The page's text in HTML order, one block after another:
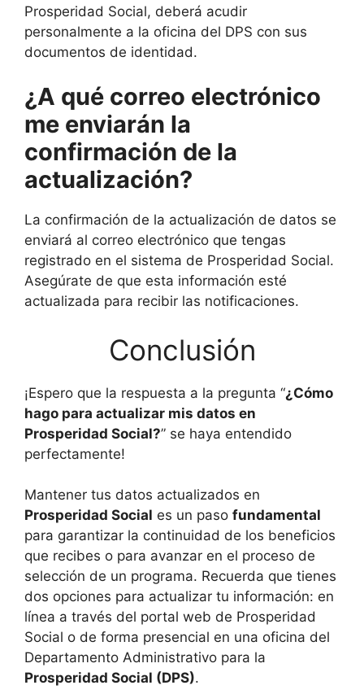
Prosperidad Social, deberá acudir
personalmente a la oficina del DPS con sus
documentos de identidad.
¿A qué correo electrónico
me enviarán la
confirmación de la
actualización?
La confirmación de la actualización de datos se
enviará al correo electrónico que tengas
registrado en el sistema de Prosperidad Social.
Asegúrate de que esta información esté
actualizada para recibir las notificaciones.
Conclusión
¡Espero que la respuesta a la pregunta “¿Cómo
hago para actualizar mis datos en
Prosperidad Social?” se haya entendido
perfectamente!
Mantener tus datos actualizados en
Prosperidad Social es un paso fundamental
para garantizar la continuidad de los beneficios
que recibes o para avanzar en el proceso de
selección de un programa. Recuerda que tienes
dos opciones para actualizar tu información: en
línea a través del portal web de Prosperidad
Social o de forma presencial en una oficina del
Departamento Administrativo para la
Prosperidad Social (DPS).